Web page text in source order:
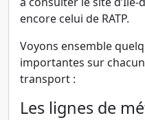
encore celui de RATP.
Voyons ensemble
importantes sur
transport :
Les lignes de